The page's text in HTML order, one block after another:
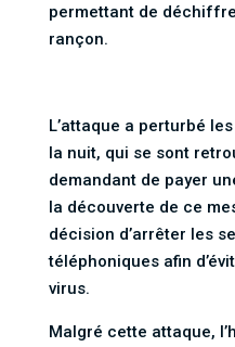
permettant de
rançon.
L’attaque a perturbé
la nuit, qui se sont
demandant de payer
la découverte de ce
décision d’arrêter les
téléphoniques afin
virus.
Malgré cette attaque,